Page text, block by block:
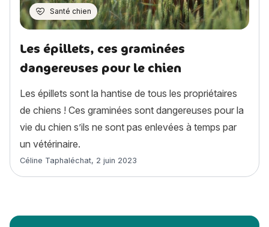
Santé chien
Les épillets, ces graminées
dangereuses pour le chien
Les épillets sont la hantise de tous les propriétaires
de chiens ! Ces graminées sont dangereuses pour la
vie du chien s’ils ne sont pas enlevées à temps par
un vétérinaire.
Article rédigé par
Céline Taphaléchat, 2 juin 2023